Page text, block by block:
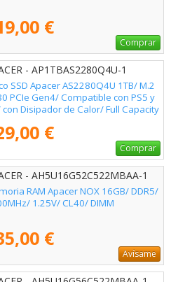
€
Comprar
- AP1TBAS2280Q4U-1
SSD Apacer AS2280Q4U 1TB/ M.2
PCIe Gen4/ Compatible con PS5 y
con Disipador de Calor/ Full Capacity
€
Comprar
- AH5U16G52C522MBAA-1
RAM Apacer NOX 16GB/ DDR5/
1.25V/ CL40/ DIMM
€
Avísame